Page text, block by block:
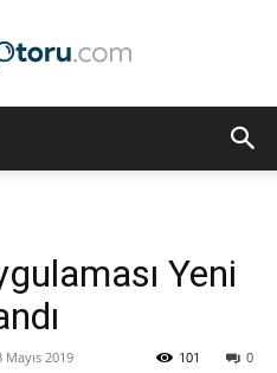
Optimizasyonu
Yeni
Mayıs 2019 0
101